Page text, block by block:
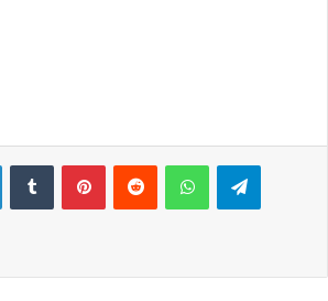
LinkedInTumblrPinterestReddit WhatsApp